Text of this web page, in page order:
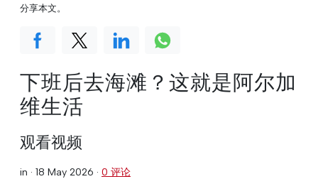
下班后去海滩？这就是阿尔加
维生活
观看视频
in · 18 May 2026 · 0 评论
分享本文。